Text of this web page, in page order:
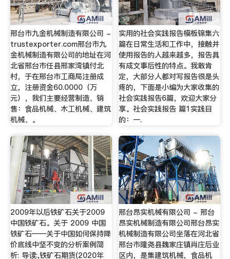
邢台市九金机械制造有限公司 -
trustexporter.com邢台市九
金机械制造有限公司的地址在河
北省邢台市任县邢家湾镇付北
村，于在邢台市工商局注册成
立，注册资金60.0000（万
元），我们主要经营制造、销
售：食品机械、木工机械、建筑
机械、。
实用的社会实践报告模板锦集六
篇在日常生活和工作中，接触并
使用报告的人越来越多，报告具
有成文事后性的特点。我敢肯
定，大部分人都对写报告很是头
疼的，下面是小编为大家收集的
社会实践报告6篇，欢迎大家分
享。社会实践报告 篇1实践目
的：一.
2009年以后铁矿石关于2009
中国铁矿石。关于 2009 中国
铁矿石——关于中国如何保持降
价底线中坚不变的分析案例简
析: 导读:,铁矿石期货(2020年
邢台昂实机械有限公司 - 邢台
昂实机械制造有限公司邢台昂实
机械制造有限公司坐落在河北省
邢台市隆尧县魏家庄镇肖庄后业
区内，是集建筑机械，食品机